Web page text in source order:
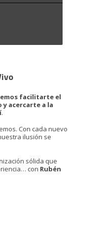
facilitarte el
acercarte a la
.
Con cada nuevo
ilusión se
sólida que
con Rubén